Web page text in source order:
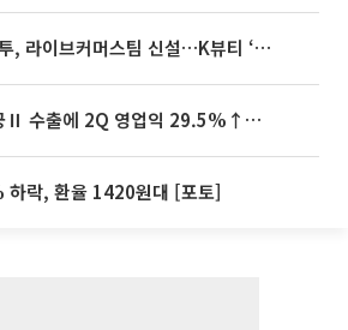
브커머스팀 신설…K뷰티 ‘글로벌 판매망’ 확대[K뷰티 라방戰]
LIG D&A, 천궁Ⅱ 수출에 2Q 영업익 29.5%↑…수주잔고 24.6조 [종합]
락, 환율 1420원대 [포토]